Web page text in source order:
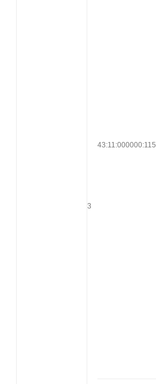
3
43:11:000000:115